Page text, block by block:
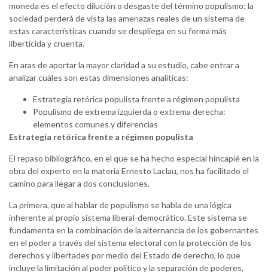
moneda es el efecto dilución o desgaste del término populismo: la
sociedad perderá de vista las amenazas reales de un sistema de
estas características cuando se despliega en su forma más
liberticida y cruenta.
En aras de aportar la mayor claridad a su estudio, cabe entrar a
analizar cuáles son estas dimensiones analíticas:
Estrategia retórica populista frente a régimen populista
Populismo de extrema izquierda o extrema derecha:
elementos comunes y diferencias
Estrategia retórica frente a régimen populista
El repaso bibliográfico, en el que se ha hecho especial hincapié en la
obra del experto en la materia Ernesto Laclau, nos ha facilitado el
camino para llegar a dos conclusiones.
La primera, que al hablar de populismo se habla de una lógica
inherente al propio sistema liberal-democrático. Este sistema se
fundamenta en la combinación de la alternancia de los gobernantes
en el poder a través del sistema electoral con la protección de los
derechos y libertades por medio del Estado de derecho, lo que
incluye la limitación al poder político y la separación de poderes,